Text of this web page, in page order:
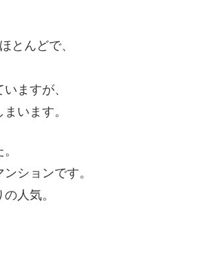
んどで、
ますが、
います。
ションです。
人気。